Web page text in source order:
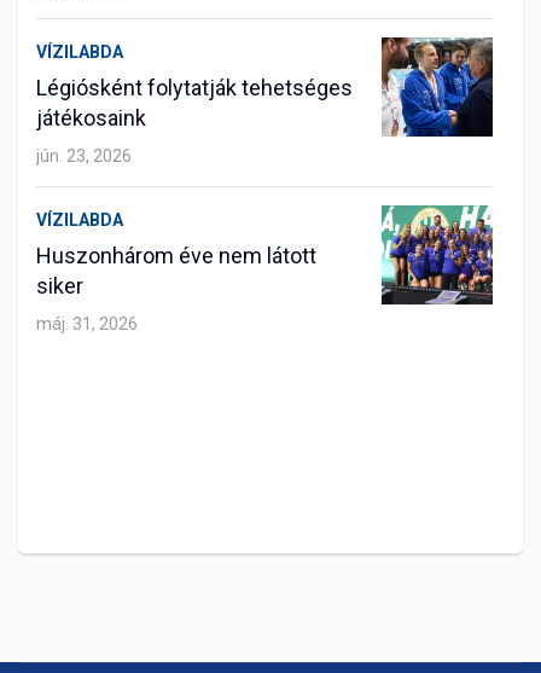
VÍZILABDA
Légiósként folytatják tehetséges
játékosaink
jún. 23, 2026
VÍZILABDA
Huszonhárom éve nem látott
siker
máj. 31, 2026